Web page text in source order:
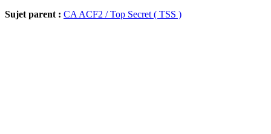
Sujet parent : CA ACF2 / Top Secret ( TSS )